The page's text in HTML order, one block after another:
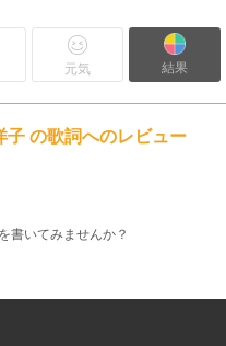
元気 結果
子 の歌詞へのレビュー
書いてみませんか？